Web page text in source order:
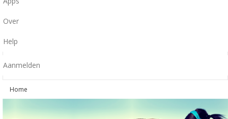
Over
Help
Aanmelden
Home